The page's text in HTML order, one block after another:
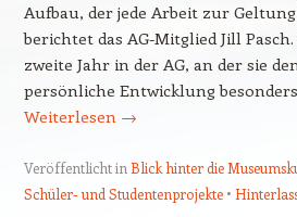
Aufbau, der jede Arbeit zur
berichtet das AG-Mitglied Jill
zweite Jahr in der AG, an der sie
persönliche Entwicklung
Weiterlesen →
Veröffentlicht inBlick hinter die
Schüler- und Studentenprojekte